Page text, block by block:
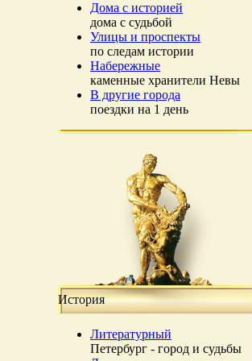
Дома с историей
дома с судьбой
Улицы и проспекты
по следам истории
Набережные
каменные хранители Невы
В другие города
поездки на 1 день
История
Литературный
Петербург - город и судьбы